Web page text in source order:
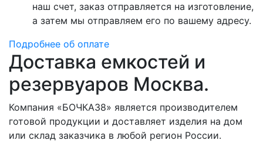
наш счет, заказ отправляется на изготовление,
а затем мы отправляем его по вашему адресу.
Подробнее об оплате
Доставка емкостей и
резервуаров Москва.
Компания «БОЧКА38» является производителем
готовой продукции и доставляет изделия на дом
или склад заказчика в любой регион России.